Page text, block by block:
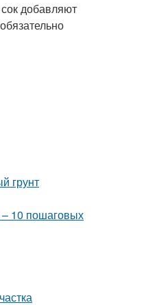
добавляют
грунт
– 10 пошаговых